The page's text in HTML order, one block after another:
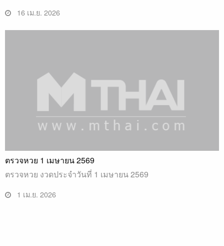
16 เม.ย. 2026
ตรวจหวย 1 เมษายน 2569
ตรวจหวย งวดประจำวันที่ 1 เมษายน 2569
1 เม.ย. 2026